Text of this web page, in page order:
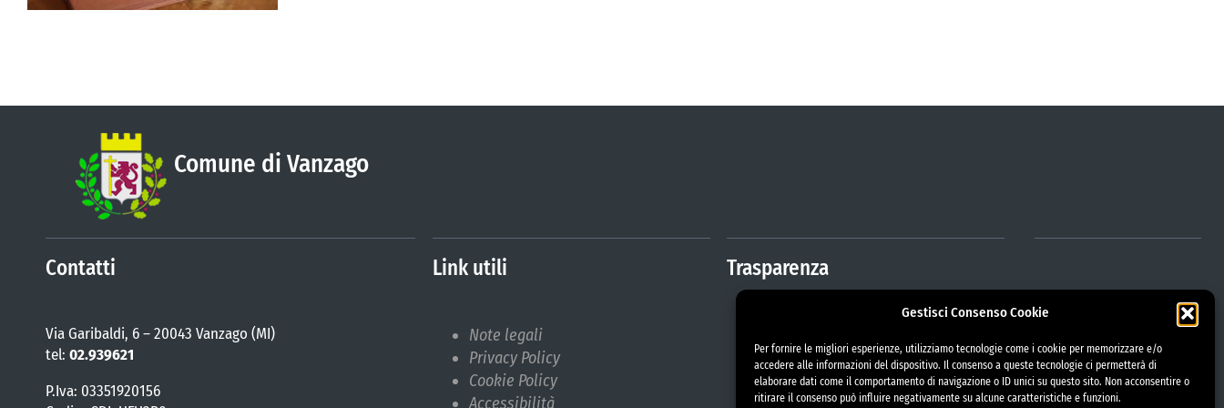
Gestisci Consenso Cookie
Per fornire le migliori esperienze, utilizziamo tecnologie come i cookie per memorizzare e/o
accedere alle informazioni del dispositivo. Il consenso a queste tecnologie ci permetterà di
elaborare dati come il comportamento di navigazione o ID unici su questo sito. Non acconsentire o
ritirare il consenso può influire negativamente su alcune caratteristiche e funzioni.
Comune di Vanzago
Contatti
Via Garibaldi, 6 – 20043 Vanzago (MI)
tel: 02.939621
P.Iva: 03351920156
Link utili
Note legali
Privacy Policy
Cookie Policy
Accessibilità
Trasparenza
Albo Pretorio
Bilanci
Bandi di gara